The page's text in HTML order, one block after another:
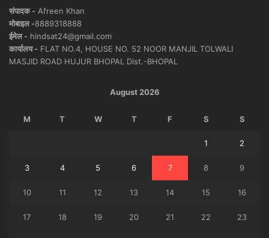
संपादक - Afreen Khan
मोबाइल -8889318888
ईमेल - hindsat24@gmail.com
कार्यालय - FLAT NO.4, HOUSE NO. 52 NOOR MANJIL TOLWALI
MASJID ROAD HUJUR BHOPAL Dist.-BHOPAL
August 2026
M T W T F S S
1 2
3 4 5 6 7 8 9
10 11 12 13 14 15 16
17 18 19 20 21 22 23